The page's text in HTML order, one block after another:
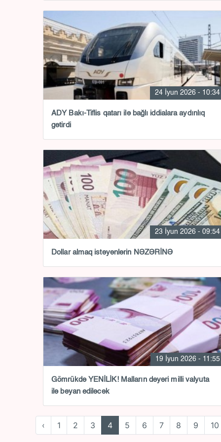
24 İyun 2026 - 10:34
ADY Bakı-Tiflis qatarı ilə bağlı iddialara aydınlıq
gətirdi
23 İyun 2026 - 09:54
Dollar almaq istəyənlərin NƏZƏRİNƏ
19 İyun 2026 - 11:55
Gömrükdə YENİLİK! Malların dəyəri milli valyuta
ilə bəyan ediləcək
‹ 1 2 3 4 5 6 7 8 9 10